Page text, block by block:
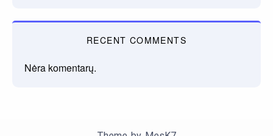
RECENT COMMENTS
Nėra komentarų.